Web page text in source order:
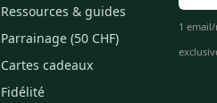
Ressources & guides
Parrainage (50 CHF)
Cartes cadeaux
Fidélité
1